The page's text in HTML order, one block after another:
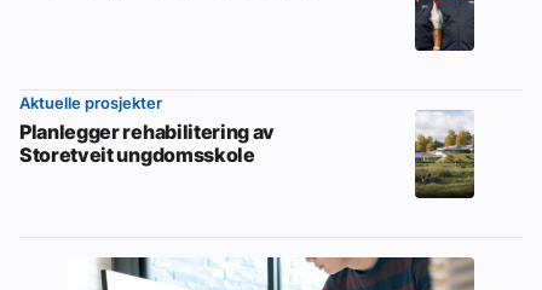
Aktuelle prosjekter
Planlegger rehabilitering av
Storetveit ungdomsskole